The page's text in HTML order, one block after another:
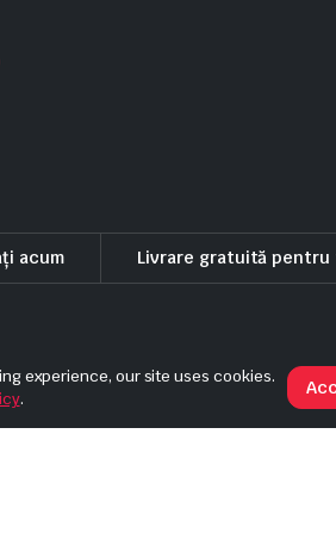
acum Livrare gratuită pentru
Politica de livrare si anulare
experience, our site uses cookies.
.